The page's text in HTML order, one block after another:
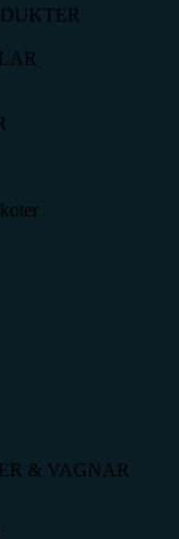
& VAGNAR